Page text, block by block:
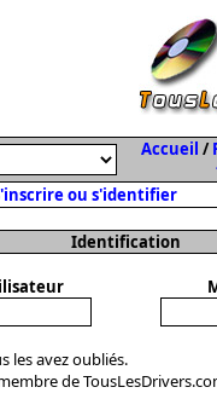
Accueil /
ou s'identifier
Identification
les avez oubliés.
de